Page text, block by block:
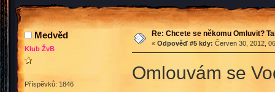
Medvěd
Klub ŽvB
Příspěvků: 1846
Re: Chcete se někomu Omluvit?
« Odpověď #5 kdy: Červen 30, 2012,
Omlouvám se